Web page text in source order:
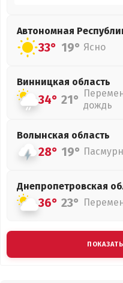
Автономная
33° 19° Ясно
Винницкая область
34° 21° дождь
Волынская область
28° 19°
Днепропетровская
36° 23°